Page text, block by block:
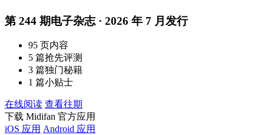
第 244 期电子杂志 · 2026 年 7 月发行
95 页内容
5 篇抢先评测
3 篇独门秘籍
1 篇小贴士
在线阅读 查看往期
下载 Midifan 官方应用
iOS 应用 Android 应用